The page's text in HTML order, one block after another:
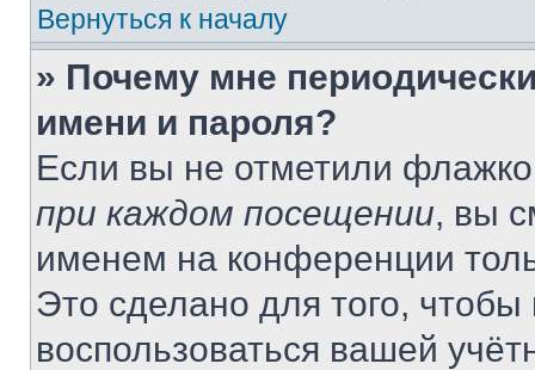
Вернуться к началу
» Почему мне
имени и пароля?
Если вы не отметили
при каждом посещении, вы
именем на конференции
Это сделано для того, чтобы
воспользоваться вашей